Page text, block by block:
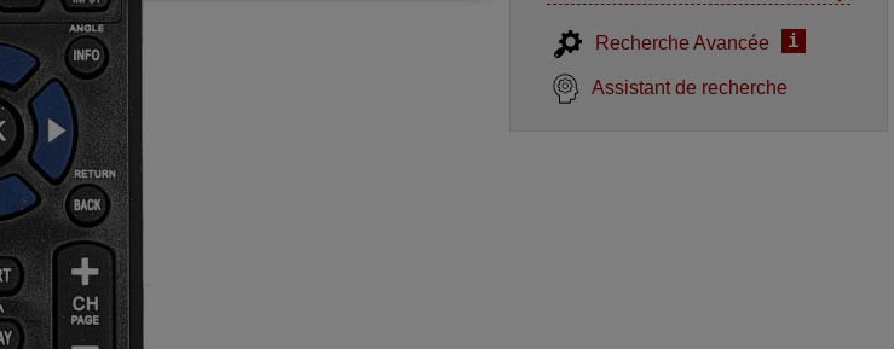
Recherche Avancée i
Assistant de recherche